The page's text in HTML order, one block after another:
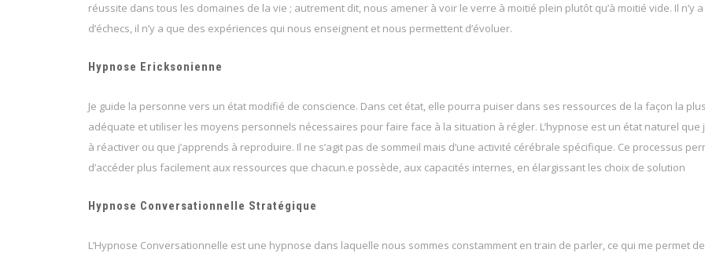
réussite dans tous les domaines de la vie ; autrement dit, nous amener à voir le verre à moitié plein plutôt qu’à moitié vide. Il n’y
d’échecs, il n’y a que des expériences qui nous enseignent et nous permettent d’évoluer.
Hypnose Ericksonienne
Je guide la personne vers un état modifié de conscience. Dans cet état, elle pourra puiser dans ses ressources de la façon la
adéquate et utiliser les moyens personnels nécessaires pour faire face à la situation à régler. L’hypnose est un état naturel que
à réactiver ou que j’apprends à reproduire. Il ne s’agit pas de sommeil mais d’une activité cérébrale spécifique. Ce processus
d’accéder plus facilement aux ressources que chacun.e possède, aux capacités internes, en élargissant les choix de solution
Hypnose Conversationnelle Stratégique
L’Hypnose Conversationnelle est une hypnose dans laquelle nous sommes constamment en train de parler, ce qui me permet de